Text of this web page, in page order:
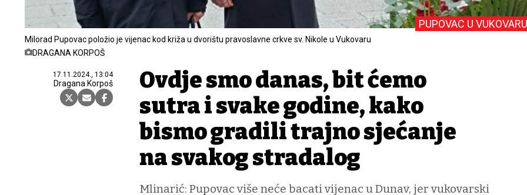
Milorad Pupovac položio je vijenac kod križa u dvorištu pravoslavne crkve sv. Nikole u Vukovaru
DRAGANA KORPOŠ
17.11.2024., 13:04
Dragana Korpoš
PUPOVAC U
Ovdje smo danas, bit ćemo
sutra i svake godine, kako
bismo gradili trajno sjećanje
na svakog stradalog
Mlinarić: Pupovac više neće bacati vijenac u Dunav, jer vukovarski